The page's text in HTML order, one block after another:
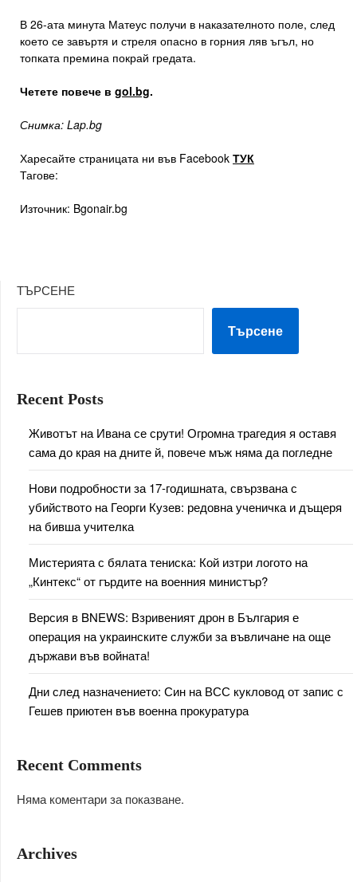
В 26-ата минута Матеус получи в наказателното поле, след
което се завъртя и стреля опасно в горния ляв ъгъл, но
топката премина покрай гредата.
Четете повече в gol.bg.
Снимка: Lap.bg
Харесайте страницата ни във Facebook ТУК
Тагове:
Източник: Bgonair.bg
ТЪРСЕНЕ
Търсене
Recent Posts
Животът на Ивана се срути! Огромна трагедия я оставя
сама до края на дните й, повече мъж няма да погледне
Нови подробности за 17-годишната, свързвана с
убийството на Георги Кузев: редовна ученичка и дъщеря
на бивша учителка
Мистерията с бялата тениска: Кой изтри логото на
„Кинтекс“ от гърдите на военния министър?
Версия в BNEWS: Взривеният дрон в България е
операция на украинските служби за въвличане на още
държави във войната!
Дни след назначението: Син на ВСС кукловод от запис с
Гешев приютен във военна прокуратура
Recent Comments
Няма коментари за показване.
Archives